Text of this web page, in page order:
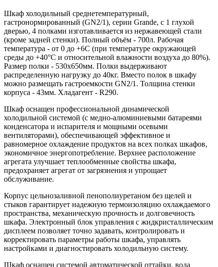
Шкаф холодильный среднетемпературный,
гастронормированный (GN2/1), серии Grande, с 1 глухой
дверью, 4 полками изготавливается из нержавеющей стали
(кроме задней стенки). Полный объём - 700л. Рабочая
температура - от 0 до +6С (при температуре окружающей
среды до +40°С и относительной влажности воздуха до 80%).
Размер полки - 530х650мм. Полки выдерживают
распределенную нагрузку до 40кг. Вместо полок в шкафу
можно размещать гастроемкости GN2/1. Толщина стенки
корпуса - 43мм. Хладагент - R290.
Шкаф оснащен профессиональной динамической
холодильной системой (с медно-алюминиевыми батареями
конденсатора и испарителя и мощными осевыми
вентиляторами), обеспечивающей эффективное и
равномерное охлаждение продуктов на всех полках шкафов,
экономичное энергопотребление. Верхнее расположение
агрегата улучшает теплообменные свойства шкафа,
предохраняет агрегат от загрязнения и упрощает
обслуживание.
Корпус цельнозаливной пенополиуретаном без щелей и
стыков гарантирует надежную термоизоляцию охлаждаемого
пространства, механическую прочность и долговечность
шкафа. Электронный блок управления с жидкристаллическим
дисплеем позволяет точно задавать, контролировать и
корректировать параметры работы шкафа, управлять
настройками и диагностировать холодильную систему.
Шкаф оснащен системой автоматической оттайки, вода